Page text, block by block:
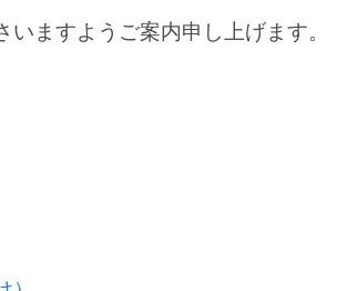
ますようご案内申し上げます。